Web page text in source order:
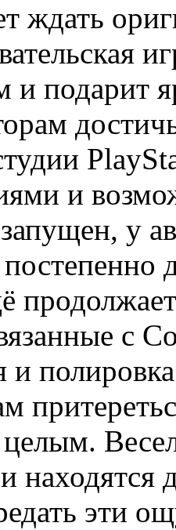
ждать
подарит
и
у
с
и
находятся
эти